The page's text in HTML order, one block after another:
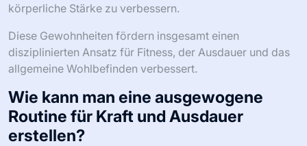
körperliche Stärke zu verbessern.
Diese Gewohnheiten fördern insgesamt einen
disziplinierten Ansatz für Fitness, der Ausdauer und das
allgemeine Wohlbefinden verbessert.
Wie kann man eine ausgewogene
Routine für Kraft und Ausdauer
erstellen?